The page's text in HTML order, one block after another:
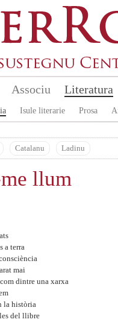
Associu Literatura
Isule literarie Prosa
Catalanu Ladinu
llum
a terra
mai
dintre una xarxa
la història
del llibre